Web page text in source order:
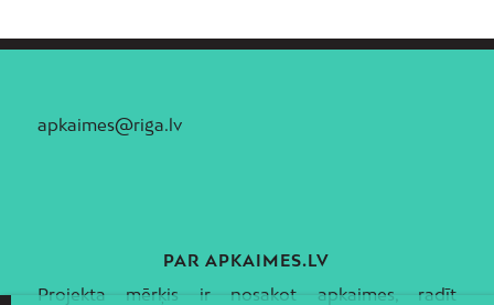
apkaimes@riga.lv
PAR APKAIMES.LV
Projekta mērķis ir nosakot apkaimes, radīt